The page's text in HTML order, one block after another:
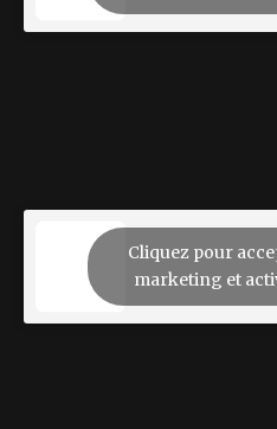
Cliquez pour
marketing et